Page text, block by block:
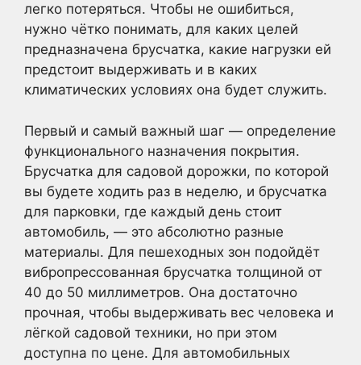
легко потеряться. Чтобы не ошибиться,
нужно чётко понимать, для каких целей
предназначена брусчатка, какие нагрузки ей
предстоит выдерживать и в каких
климатических условиях она будет служить.
Первый и самый важный шаг — определение
функционального назначения покрытия.
Брусчатка для садовой дорожки, по которой
вы будете ходить раз в неделю, и брусчатка
для парковки, где каждый день стоит
автомобиль, — это абсолютно разные
материалы. Для пешеходных зон подойдёт
вибропрессованная брусчатка толщиной от
40 до 50 миллиметров. Она достаточно
прочная, чтобы выдерживать вес человека и
лёгкой садовой техники, но при этом
доступна по цене. Для автомобильных